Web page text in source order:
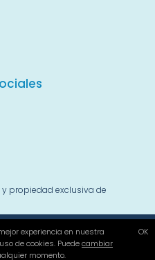
y propiedad exclusiva de
condiciones|Cookies
experiencia en nuestra
de cookies. Puedecambiar
momento.
OK